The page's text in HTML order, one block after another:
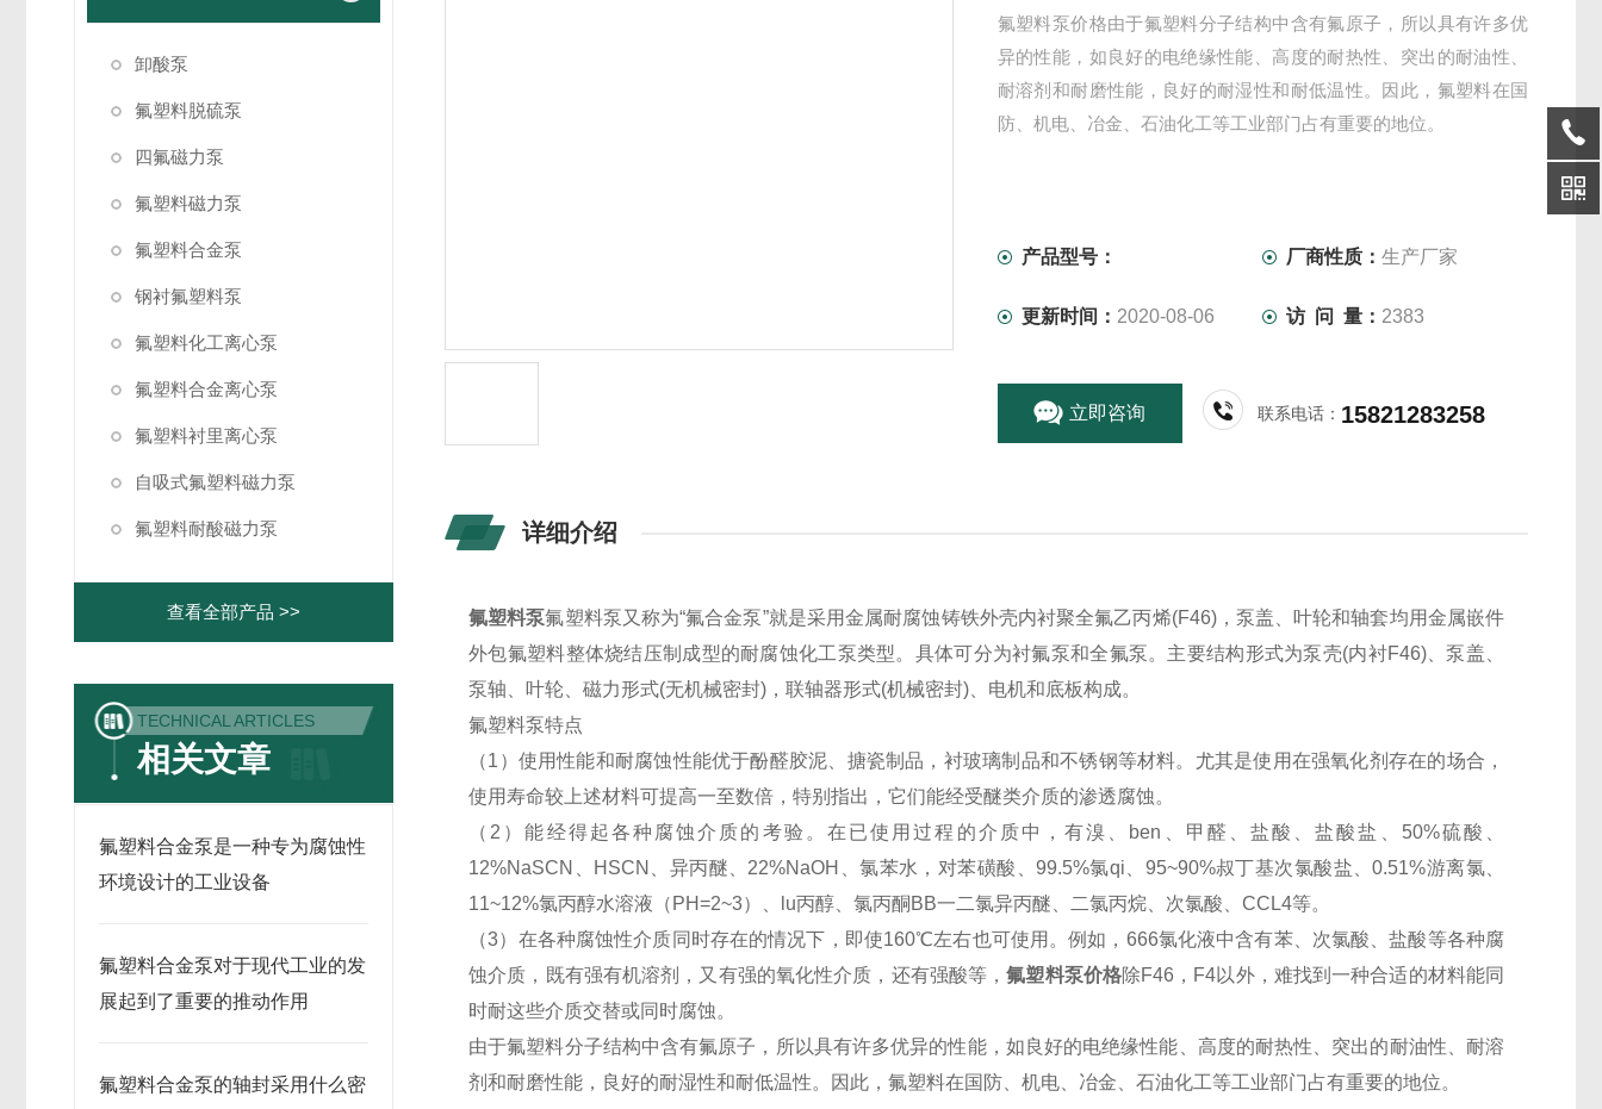
卸酸泵
氟塑料脱硫泵
四氟磁力泵
氟塑料磁力泵
氟塑料合金泵
钢衬氟塑料泵
氟塑料化工离心泵
氟塑料合金离心泵
氟塑料衬里离心泵
自吸式氟塑料磁力泵
氟塑料耐酸磁力泵
查看全部产品 >>
TECHNICAL ARTICLES
相关文章
氟塑料合金泵是一种专为腐蚀性
环境设计的工业设备
氟塑料合金泵对于现代工业的发
展起到了重要的推动作用
氟塑料合金泵的轴封采用什么密
氟塑料泵价格由于氟塑料分子结构中含有氟原子，所以具有许多优
异的性能，如良好的电绝缘性能、高度的耐热性、突出的耐油性、
耐溶剂和耐磨性能，良好的耐湿性和耐低温性。因此，氟塑料在国
防、机电、冶金、石油化工等工业部门占有重要的地位。
产品型号： 厂商性质：生产厂家
更新时间： 2020-08-06 访 问 量： 2383
立即咨询 联系电话： 15821283258
详细介绍
氟塑料泵氟塑料泵又称为“氟合金泵”就是采用金属耐腐蚀铸铁外壳内衬聚全氟乙丙烯(F46)，泵盖、叶轮和轴套均用金属嵌件
外包氟塑料整体烧结压制成型的耐腐蚀化工泵类型。具体可分为衬氟泵和全氟泵。主要结构形式为泵壳(内衬F46)、泵盖、
泵轴、叶轮、磁力形式(无机械密封)，联轴器形式(机械密封)、电机和底板构成。
氟塑料泵特点
（1）使用性能和耐腐蚀性能优于酚醛胶泥、搪瓷制品，衬玻璃制品和不锈钢等材料。尤其是使用在强氧化剂存在的场合，
使用寿命较上述材料可提高一至数倍，特别指出，它们能经受醚类介质的渗透腐蚀。
（2）能经得起各种腐蚀介质的考验。在已使用过程的介质中，有溴、ben、甲醛、盐酸、盐酸盐、50%硫酸、
12%NaSCN、HSCN、异丙醚、22%NaOH、氯苯水，对苯磺酸、99.5%氯qi、95~90%叔丁基次氯酸盐、0.51%游离氯、
11~12%氯丙醇水溶液（PH=2~3）、lu丙醇、氯丙酮BB一二氯异丙醚、二氯丙烷、次氯酸、CCL4等。
（3）在各种腐蚀性介质同时存在的情况下，即使160℃左右也可使用。例如，666氯化液中含有苯、次氯酸、盐酸等各种腐
蚀介质，既有强有机溶剂，又有强的氧化性介质，还有强酸等，氟塑料泵价格除F46，F4以外，难找到一种合适的材料能同
时耐这些介质交替或同时腐蚀。
由于氟塑料分子结构中含有氟原子，所以具有许多优异的性能，如良好的电绝缘性能、高度的耐热性、突出的耐油性、耐溶
剂和耐磨性能，良好的耐湿性和耐低温性。因此，氟塑料在国防、机电、冶金、石油化工等工业部门占有重要的地位。